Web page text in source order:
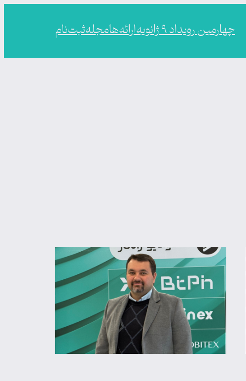
چهارمین رویداد ۹ ژانویه ارائه‌هامجلهثبت‌نام